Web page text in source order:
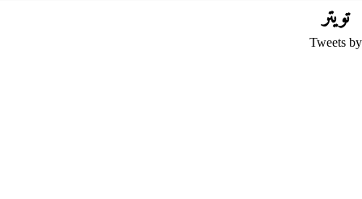
تويتر
Tweets by